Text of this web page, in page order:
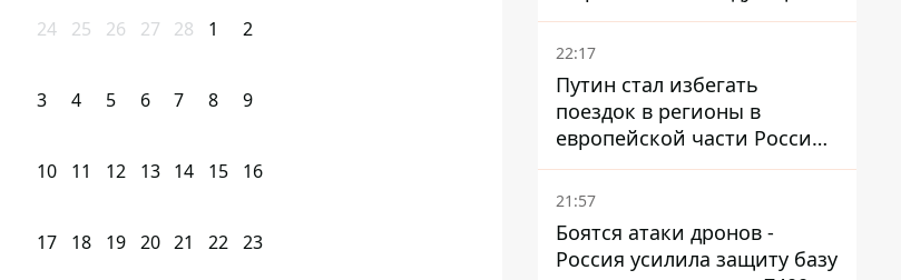
24 25 26 27 28 1 2
3 4 5 6 7 8 9
10 11 12 13 14 15 16
17 18 19 20 21 22 23
боя
22:17
Путин стал избегать
поездок в регионы в
европейской части России,
куда регулярно долетают
дроны
21:57
Боятся атаки дронов -
Россия усилила защиту базу